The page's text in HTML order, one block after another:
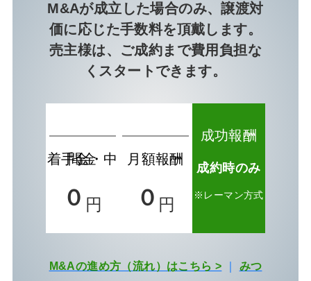
M&Aが成立した場合のみ、譲渡対
価に応じた手数料を頂戴します。
売主様は、ご成約まで費用負担な
くスタートできます。
着手金・中間金
０ 円
月額報酬
０ 円
成功報酬
成約時のみ
※レーマン方式
M&Aの進め方（流れ）はこちら >
みつ